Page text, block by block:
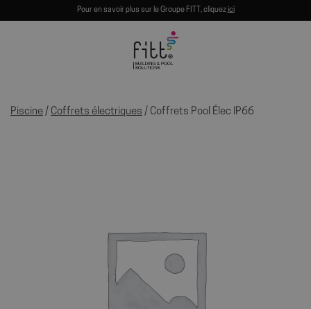
Pour en savoir plus sur le Groupe FITT, cliquezici
Piscine / Coffrets électriques / Coffrets Pool Élec IP66